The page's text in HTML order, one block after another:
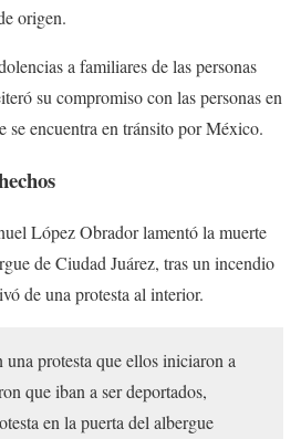
origen.
a familiares de las personas
su compromiso con las personas en
se encuentra en tránsito por México.
López Obrador lamentó la muerte
de Ciudad Juárez, tras un incendio
de una protesta al interior.
protesta que ellos iniciaron a
que iban a ser deportados,
en la puerta del albergue